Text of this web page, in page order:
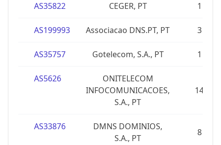
AS35822 CEGER, PT 1
AS199993 Associacao DNS.PT, PT 3
AS35757 Gotelecom, S.A., PT 1
AS5626
ONITELECOM
INFOCOMUNICACOES,
S.A., PT
14
AS33876
DMNS DOMINIOS,
S.A., PT
8